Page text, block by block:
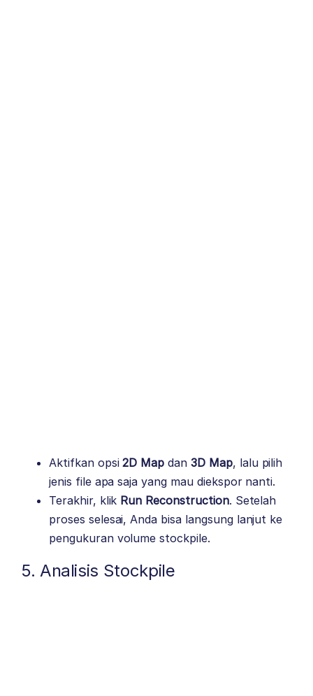
Aktifkan opsi2D Map dan3D Map, lalu pilih
jenis file apa saja yang mau diekspor nanti.
Terakhir, klik Run Reconstruction. Setelah
proses selesai, Anda bisa langsung lanjut ke
pengukuran volume stockpile.
5. Analisis Stockpile